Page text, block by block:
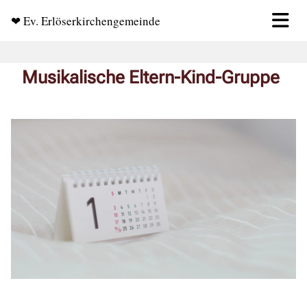
❤ Ev. Erlöserkirchengemeinde
Musikalische Eltern-Kind-Gruppe